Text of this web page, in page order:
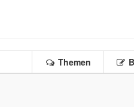
Themen